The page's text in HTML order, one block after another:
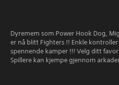
Dyremem som Power Hook Dog,
er nå blitt Fighters !! Enkle
spennende kamper !!! Velg ditt
Spillere kan kjempe gjennom